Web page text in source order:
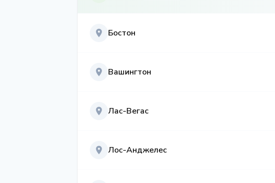
Бостон
Вашингтон
Лас-Вегас
Лос-Анджелес